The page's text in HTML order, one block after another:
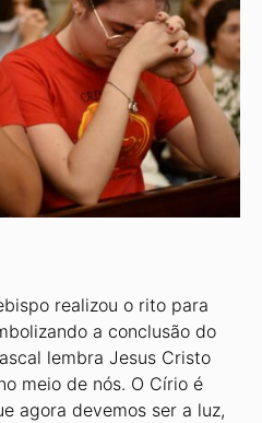
realizou o rito para
a conclusão do
lembra Jesus Cristo
meio de nós. O Círio é
agora devemos ser a luz,